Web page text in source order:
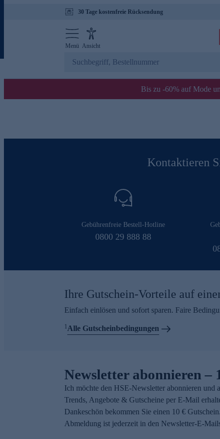
30 Tage kostenfreie Rücksendung
Menü Ansicht
Bis zu -60% auf Mode
Kontaktieren
Gebührenfreie Bestell-Hotline
0800 29 888 88
Ihre Gutschein-Vorteile auf
Einfach einlösen und sofort sparen. Faire
1Alle Gutscheinbedingungen
Newsletter abonnieren –
Ich möchte den HSE-Newsletter abonnieren und
Trends, Angebote & Gutscheine per E-Mail
Dankeschön bekommen Sie einen 10 €
Abmeldung ist jederzeit in den Newsletter-E-